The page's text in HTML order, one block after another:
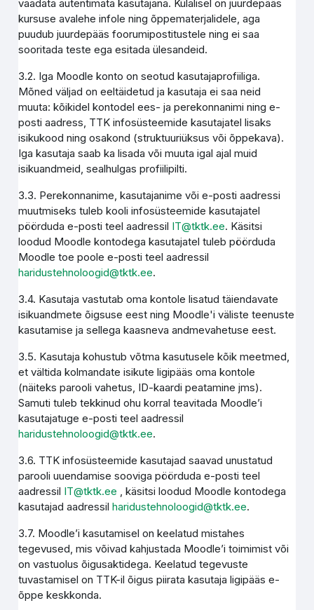
vaadata autentimata kasutajana. Külalisel on juurdepääs
kursuse avalehe infole ning õppematerjalidele, aga
puudub juurdepääs foorumipostitustele ning ei saa
sooritada teste ega esitada ülesandeid.
3.2. Iga Moodle konto on seotud kasutajaprofiiliga.
Mõned väljad on eeltäidetud ja kasutaja ei saa neid
muuta: kõikidel kontodel ees- ja perekonnanimi ning e-
posti aadress, TTK infosüsteemide kasutajatel lisaks
isikukood ning osakond (struktuuriüksus või õppekava).
Iga kasutaja saab ka lisada või muuta igal ajal muid
isikuandmeid, sealhulgas profiilipilti.
3.3. Perekonnanime, kasutajanime või e-posti aadressi
muutmiseks tuleb kooli infosüsteemide kasutajatel
pöörduda e-posti teel aadressil IT@tktk.ee. Käsitsi
loodud Moodle kontodega kasutajatel tuleb pöörduda
Moodle toe poole e-posti teel aadressil
haridustehnoloogid@tktk.ee.
3.4. Kasutaja vastutab oma kontole lisatud täiendavate
isikuandmete õigsuse eest ning Moodle'i väliste teenuste
kasutamise ja sellega kaasneva andmevahetuse eest.
3.5. Kasutaja kohustub võtma kasutusele kõik meetmed,
et vältida kolmandate isikute ligipääs oma kontole
(näiteks parooli vahetus, ID-kaardi peatamine jms).
Samuti tuleb tekkinud ohu korral teavitada Moodle’i
kasutajatuge e-posti teel aadressil
haridustehnoloogid@tktk.ee.
3.6. TTK infosüsteemide kasutajad saavad unustatud
parooli uuendamise sooviga pöörduda e-posti teel
aadressil IT@tktk.ee , käsitsi loodud Moodle kontodega
kasutajad aadressilharidustehnoloogid@tktk.ee.
3.7. Moodle’i kasutamisel on keelatud mistahes
tegevused, mis võivad kahjustada Moodle’i toimimist või
on vastuolus õigusaktidega. Keelatud tegevuste
tuvastamisel on TTK-il õigus piirata kasutaja ligipääs e-
õppe keskkonda.